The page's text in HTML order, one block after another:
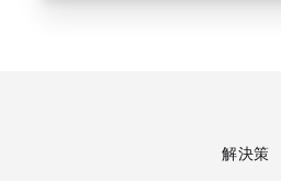
解決策